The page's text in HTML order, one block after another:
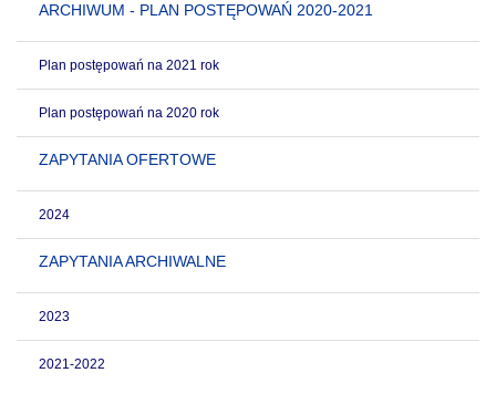
ARCHIWUM - PLAN POSTĘPOWAŃ 2020-2021
Plan postępowań na 2021 rok
Plan postępowań na 2020 rok
ZAPYTANIA OFERTOWE
2024
ZAPYTANIA ARCHIWALNE
2023
2021-2022